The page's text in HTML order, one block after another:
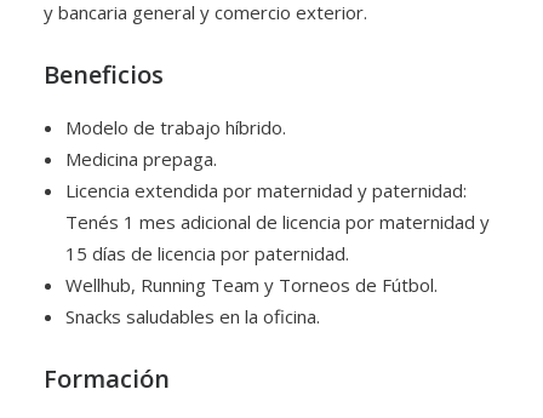
y bancaria general y comercio exterior.
Beneficios
Modelo de trabajo híbrido.
Medicina prepaga.
Licencia extendida por maternidad y paternidad:
Tenés 1 mes adicional de licencia por maternidad y
15 días de licencia por paternidad.
Wellhub, Running Team y Torneos de Fútbol.
Snacks saludables en la oficina.
Formación